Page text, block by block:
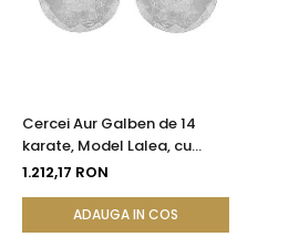
Cercei Aur Galben de 14
karate, Model Lalea, cu
Pietre Semipretioase
Transparent Fatetat
1.212,17 RON
ADAUGA IN COS